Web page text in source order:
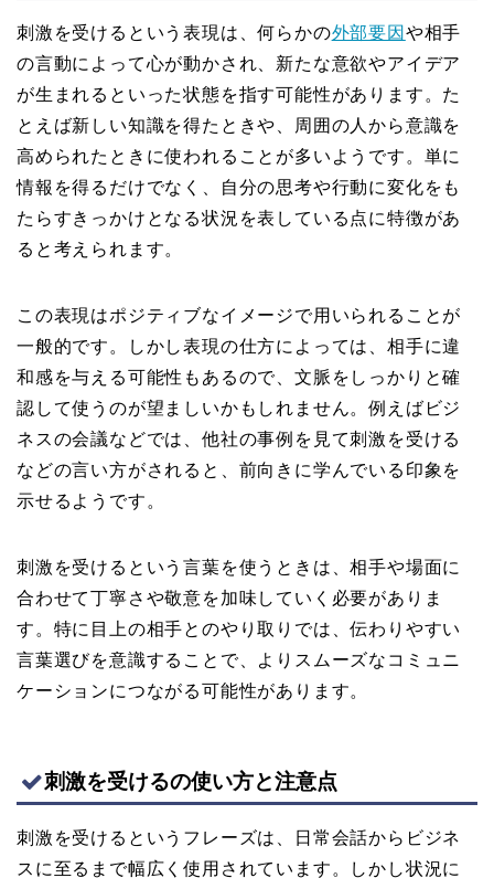
刺激を受けるという表現は、何らかの外部要因 や相手
の言動によって心が動かされ、新たな意欲やアイデア
が生まれるといった状態を指す可能性があります。た
とえば新しい知識を得たときや、周囲の人から意識を
高められたときに使われることが多いようです。単に
情報を得るだけでなく、自分の思考や行動に変化をも
たらすきっかけとなる状況を表している点に特徴があ
ると考えられます。
この表現はポジティブなイメージで用いられることが
一般的です。しかし表現の仕方によっては、相手に違
和感を与える可能性もあるので、文脈をしっかりと確
認して使うのが望ましいかもしれません。例えばビジ
ネスの会議などでは、他社の事例を見て刺激を受ける
などの言い方がされると、前向きに学んでいる印象を
示せるようです。
刺激を受けるという言葉を使うときは、相手や場面に
合わせて丁寧さや敬意を加味していく必要がありま
す。特に目上の相手とのやり取りでは、伝わりやすい
言葉選びを意識することで、よりスムーズなコミュニ
ケーションにつながる可能性があります。
刺激を受けるの使い方と注意点
刺激を受けるというフレーズは、日常会話からビジネ
スに至るまで幅広く使用されています。しかし状況に